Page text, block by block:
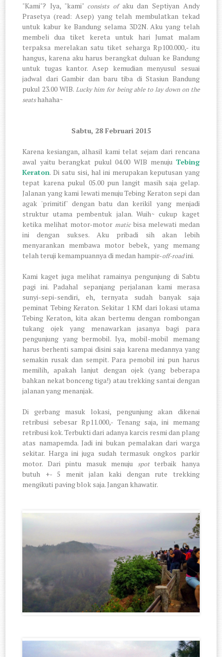
"Kami"? Iya, "kami" consists of aku dan Septiyan Andy
Prasetya (read: Asep) yang telah membulatkan tekad
untuk kabur ke Bandung selama 3D2N. Aku yang telah
membeli dua tiket kereta untuk hari Jumat malam
terpaksa merelakan satu tiket seharga Rp100.000,- itu
hangus, karena aku harus berangkat duluan ke Bandung
untuk tugas kantor. Asep kemudian menyusul sesuai
jadwal dari Gambir dan baru tiba di Stasiun Bandung
pukul 23.00 WIB.Lucky him for being able to lay down on the
seatshahaha~
Sabtu, 28 Februari 2015
Karena kesiangan, alhasil kami telat sejam dari rencana
awal yaitu berangkat pukul 04.00 WIB menuju Tebing
Keraton. Di satu sisi, hal ini merupakan keputusan yang
tepat karena pukul 05.00 pun langit masih saja gelap.
Jalanan yang kami lewati menuju Tebing Keraton sepi dan
agak 'primitif' dengan batu dan kerikil yang menjadi
struktur utama pembentuk jalan. Wuih~ cukup kaget
ketika melihat motor-motor maticbisa melewati medan
ini dengan sukses. Aku pribadi sih akan lebih
menyarankan membawa motor bebek, yang memang
telah teruji kemampuannya di medan hampir-off-roadini.
Kami kaget juga melihat ramainya pengunjung di Sabtu
pagi ini. Padahal sepanjang perjalanan kami merasa
sunyi-sepi-sendiri, eh, ternyata sudah banyak saja
peminat Tebing Keraton. Sekitar 1 KM dari lokasi utama
Tebing Keraton, kita akan bertemu dengan rombongan
tukang ojek yang menawarkan jasanya bagi para
pengunjung yang bermobil. Iya, mobil-mobil memang
harus berhenti sampai disini saja karena medannya yang
semakin rusak dan sempit. Para pemobil ini pun harus
memilih, apakah lanjut dengan ojek (yang beberapa
bahkan nekat bonceng tiga!) atau trekking santai dengan
jalanan yang menanjak.
Di gerbang masuk lokasi, pengunjung akan dikenai
retribusi sebesar Rp11.000,- Tenang saja, ini memang
retribusi kok. Terbukti dari adanya karcis resmi dan plang
atas namapemda. Jadi ini bukan pemalakan dari warga
sekitar. Harga ini juga sudah termasuk ongkos parkir
motor. Dari pintu masuk menuju spot terbaik hanya
butuh +- 5 menit jalan kaki dengan rute trekking
mengikuti paving blok saja. Jangan khawatir.